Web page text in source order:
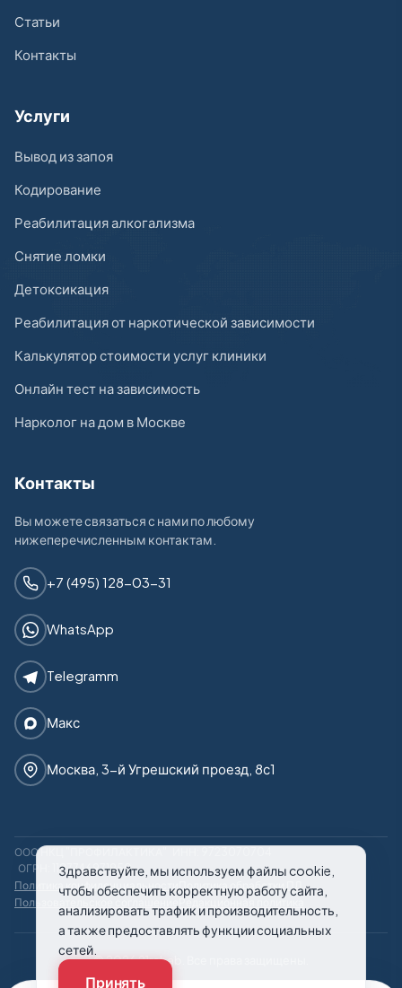
Статьи
Контакты
Услуги
Вывод из запоя
Кодирование
Реабилитация алкогализма
Снятие ломки
Детоксикация
Реабилитация от наркотической зависимости
Калькулятор стоимости услуг клиники
Онлайн тест на зависимость
Нарколог на дом в Москве
Контакты
Вы можете связаться с нами по любому
нижеперечисленным контактам.
+7 (495) 128-03-31
WhatsApp
Telegramm
Макс
Москва, 3-й Угрешский проезд, 8с1
ООО НКЦ "ПРОФИЛАКТИКА"
ОГРН: 1187746971950
Политика конфиденциальностиПолитика обработки ПД
Пользовательское соглашение Редакционная политика
© 2026 21rehab. Все права защищены.
Здравствуйте, мы используем файлы cookie,
чтобы обеспечить корректную работу сайта,
анализировать трафик и производительность,
а также предоставлять функции социальных
сетей.
Принять